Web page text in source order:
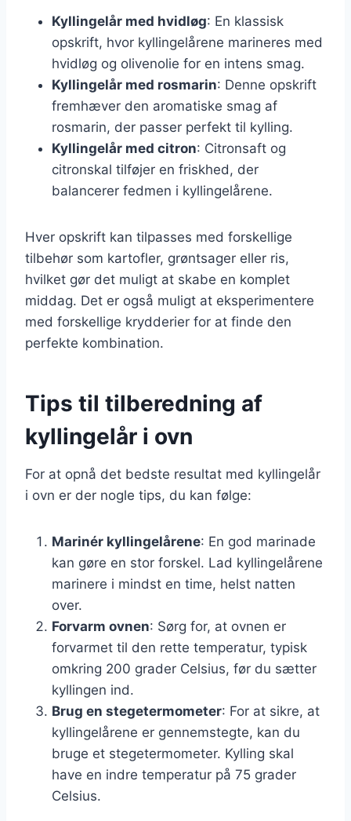
Kyllingelår med hvidløg: En klassisk
opskrift, hvor kyllingelårene marineres med
hvidløg og olivenolie for en intens smag.
Kyllingelår med rosmarin: Denne opskrift
fremhæver den aromatiske smag af
rosmarin, der passer perfekt til kylling.
Kyllingelår med citron: Citronsaft og
citronskal tilføjer en friskhed, der
balancerer fedmen i kyllingelårene.
Hver opskrift kan tilpasses med forskellige
tilbehør som kartofler, grøntsager eller ris,
hvilket gør det muligt at skabe en komplet
middag. Det er også muligt at eksperimentere
med forskellige krydderier for at finde den
perfekte kombination.
Tips til tilberedning af
kyllingelår i ovn
For at opnå det bedste resultat med kyllingelår
i ovn er der nogle tips, du kan følge:
Marinér kyllingelårene: En god marinade
kan gøre en stor forskel. Lad kyllingelårene
marinere i mindst en time, helst natten
over.
Forvarm ovnen: Sørg for, at ovnen er
forvarmet til den rette temperatur, typisk
omkring 200 grader Celsius, før du sætter
kyllingen ind.
Brug en stegetermometer: For at sikre, at
kyllingelårene er gennemstegte, kan du
bruge et stegetermometer. Kylling skal
have en indre temperatur på 75 grader
Celsius.